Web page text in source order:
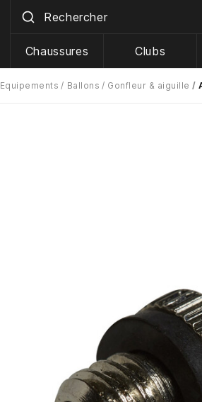
Chaussures Clubs
Equipements Ballons Gonfleur & aiguille